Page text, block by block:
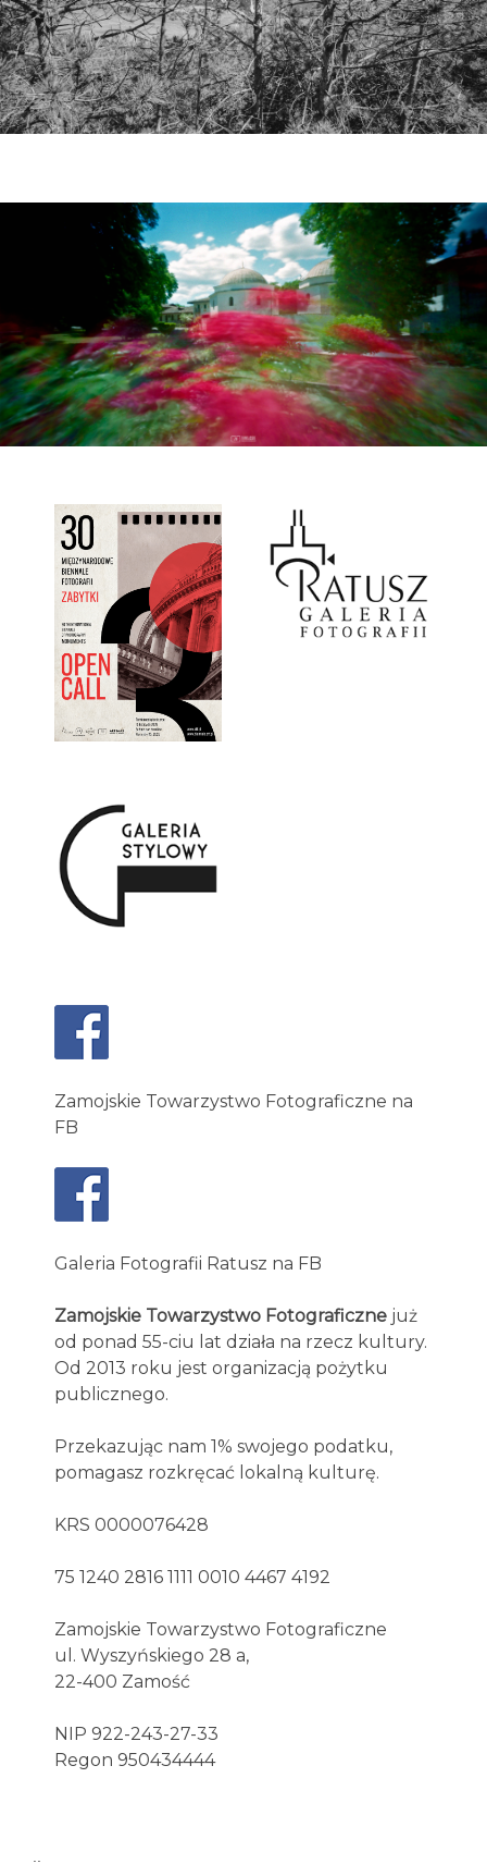
Zamojskie Towarzystwo Fotograficzne na
FB
Galeria Fotografii Ratusz na FB
Zamojskie Towarzystwo Fotograficzne już
od ponad 55-ciu lat działa na rzecz kultury.
Od 2013 roku jest organizacją pożytku
publicznego.
Przekazując nam 1% swojego podatku,
pomagasz rozkręcać lokalną kulturę.
KRS 0000076428
75 1240 2816 1111 0010 4467 4192
Zamojskie Towarzystwo Fotograficzne
ul. Wyszyńskiego 28 a,
22-400 Zamość
NIP 922-243-27-33
Regon 950434444